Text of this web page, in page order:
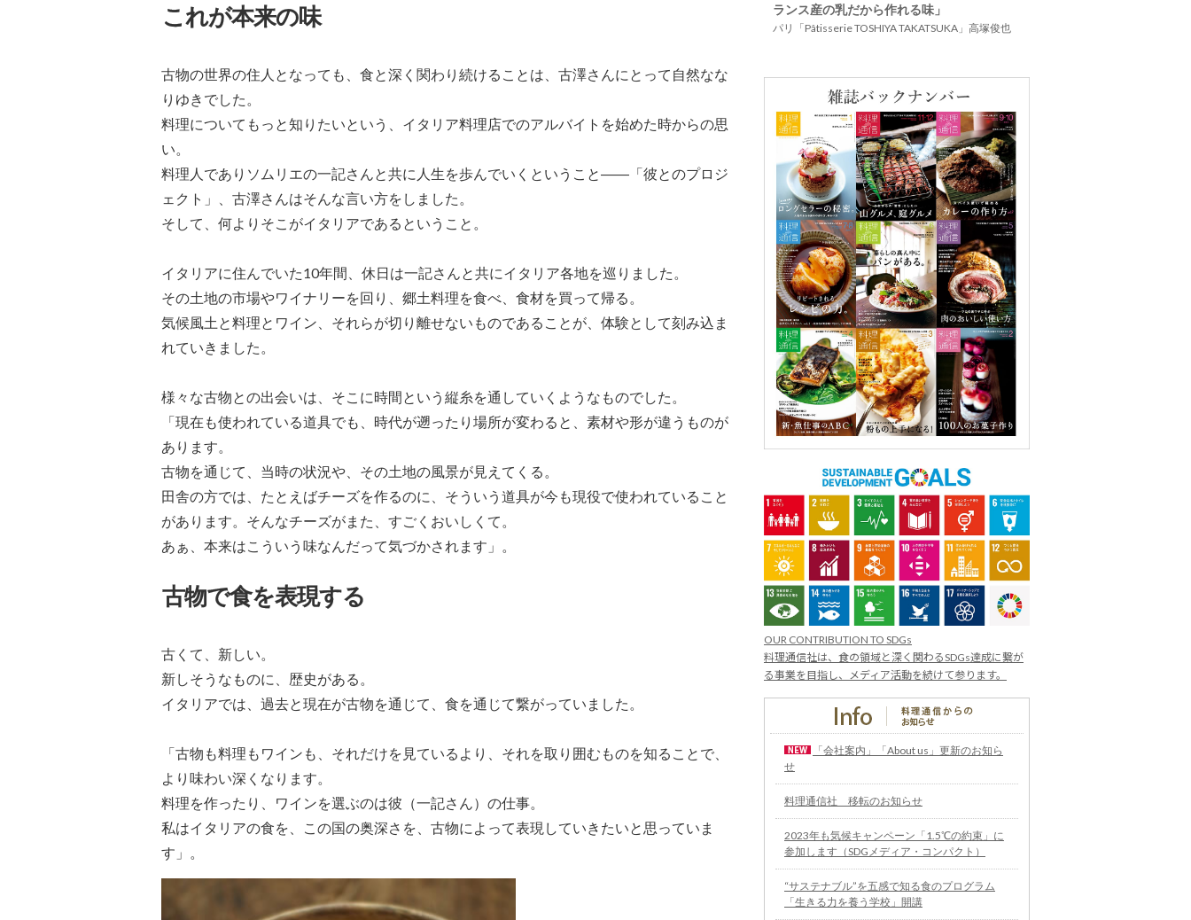
これが本来の味
古物の世界の住人となっても、食と深く関わり続けることは、古澤さんにとって自然なな
りゆきでした。
料理についてもっと知りたいという、イタリア料理店でのアルバイトを始めた時からの思
い。
料理人でありソムリエの一記さんと共に人生を歩んでいくということ――「彼とのプロジ
ェクト」、古澤さんはそんな言い方をしました。
そして、何よりそこがイタリアであるということ。
イタリアに住んでいた10年間、休日は一記さんと共にイタリア各地を巡りました。
その土地の市場やワイナリーを回り、郷土料理を食べ、食材を買って帰る。
気候風土と料理とワイン、それらが切り離せないものであることが、体験として刻み込ま
れていきました。
様々な古物との出会いは、そこに時間という縦糸を通していくようなものでした。
「現在も使われている道具でも、時代が遡ったり場所が変わると、素材や形が違うものが
あります。
古物を通じて、当時の状況や、その土地の風景が見えてくる。
田舎の方では、たとえばチーズを作るのに、そういう道具が今も現役で使われていること
があります。そんなチーズがまた、すごくおいしくて。
あぁ、本来はこういう味なんだって気づかされます」。
古物で食を表現する
古くて、新しい。
新しそうなものに、歴史がある。
イタリアでは、過去と現在が古物を通じて、食を通じて繋がっていました。
「古物も料理もワインも、それだけを見ているより、それを取り囲むものを知ることで、
より味わい深くなります。
料理を作ったり、ワインを選ぶのは彼（一記さん）の仕事。
私はイタリアの食を、この国の奥深さを、古物によって表現していきたいと思っていま
す」。
ランス産の乳だから作れる味」
パリ「Pâtisserie TOSHIYA TAKATSUKA」高塚俊也
OUR CONTRIBUTION TO SDGs
料理通信社は、食の領域と深く関わるSDGs達成に繋が
る事業を目指し、メディア活動を続けて参ります。
「会社案内」「About us」更新のお知ら
せ
料理通信社 移転のお知らせ
2023年も気候キャンペーン「1.5℃の約束」に
参加します（SDGメディア・コンパクト）
“サステナブル”を五感で知る食のプログラム
「生きる力を養う学校」開講